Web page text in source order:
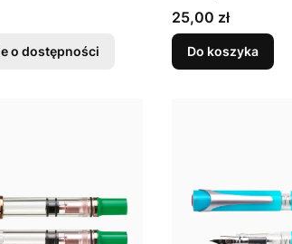
o dostępności
Cena
25,00 zł
Do koszyka